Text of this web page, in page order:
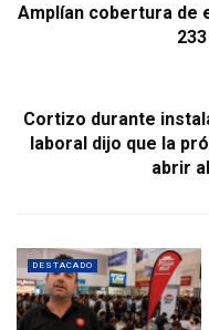
Amplían cobertura de
Cortizo durante
laboral dijo que la
abrir
DESTACADO